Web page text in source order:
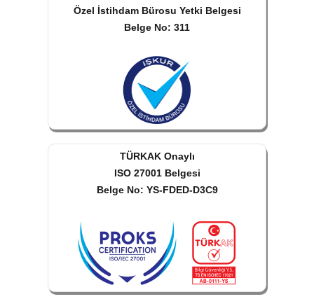
Özel İstihdam Bürosu Yetki Belgesi
Belge No: 311
TÜRKAK Onaylı
ISO 27001 Belgesi
Belge No: YS-FDED-D3C9